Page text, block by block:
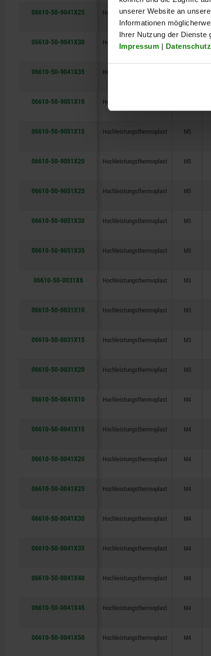
unserer Website an
Informationen
Ihrer Nutzung der Dienste
Impressum | Datenschutz
06610-50-9041X25 Hochleistungsthermoplast M4
06610-50-9041X30 Hochleistungsthermoplast
06610-50-9041X35 Hochleistungsthermoplast
06610-50-9051X10 Hochleistungsthermoplast
06610-50-9051X15 Hochleistungsthermoplast M5
06610-50-9051X20 Hochleistungsthermoplast M5
06610-50-9051X25 Hochleistungsthermoplast M5
06610-50-9051X30 Hochleistungsthermoplast M5
06610-50-9051X35 Hochleistungsthermoplast M5
06610-50-0031X6 Hochleistungsthermoplast M3
06610-50-0031X10 Hochleistungsthermoplast M3
06610-50-0031X15 Hochleistungsthermoplast M3
06610-50-0031X20 Hochleistungsthermoplast M3
06610-50-0041X10 Hochleistungsthermoplast M4
06610-50-0041X15 Hochleistungsthermoplast M4
06610-50-0041X20 Hochleistungsthermoplast M4
06610-50-0041X25 Hochleistungsthermoplast M4
06610-50-0041X30 Hochleistungsthermoplast M4
06610-50-0041X35 Hochleistungsthermoplast M4
06610-50-0041X40 Hochleistungsthermoplast M4
06610-50-0041X45 Hochleistungsthermoplast M4
06610-50-0041X50 Hochleistungsthermoplast M4